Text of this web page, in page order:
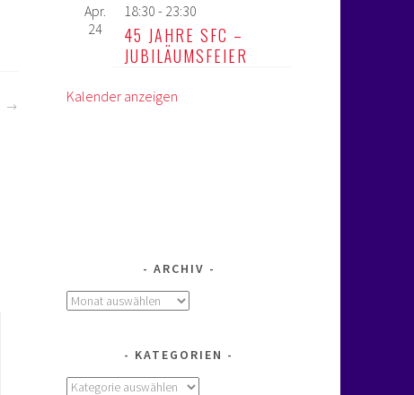
Apr.
24
18:30 - 23:30
45 JAHRE SFC –
JUBILÄUMSFEIER
Kalender anzeigen
ARCHIV
Archiv
KATEGORIEN
Kategorien